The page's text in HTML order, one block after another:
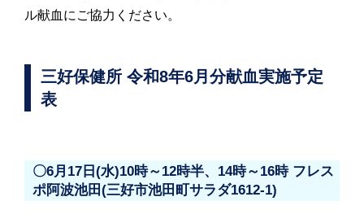
ル献血にご協力ください。
三好保健所 令和8年6月分献血実施予定
表
〇6月17日(水)10時～12時半、14時～16時 フレス
ポ阿波池田(三好市池田町サラダ1612-1)